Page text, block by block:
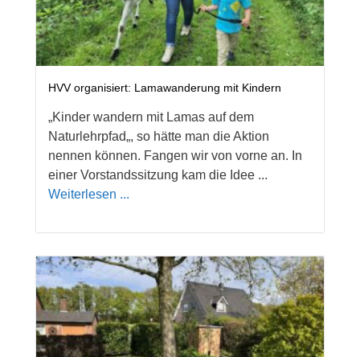
HVV organisiert: Lamawanderung mit Kindern
„Kinder wandern mit Lamas auf dem
Naturlehrpfad„, so hätte man die Aktion
nennen können. Fangen wir von vorne an. In
einer Vorstandssitzung kam die Idee ...
Weiterlesen ...